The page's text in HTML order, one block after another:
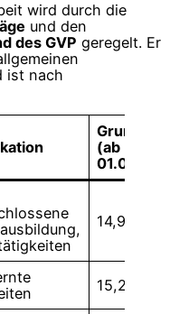
wird durch die
und den
des GVP geregelt. Er
ist nach
(ab
14,96 €
15,29 €